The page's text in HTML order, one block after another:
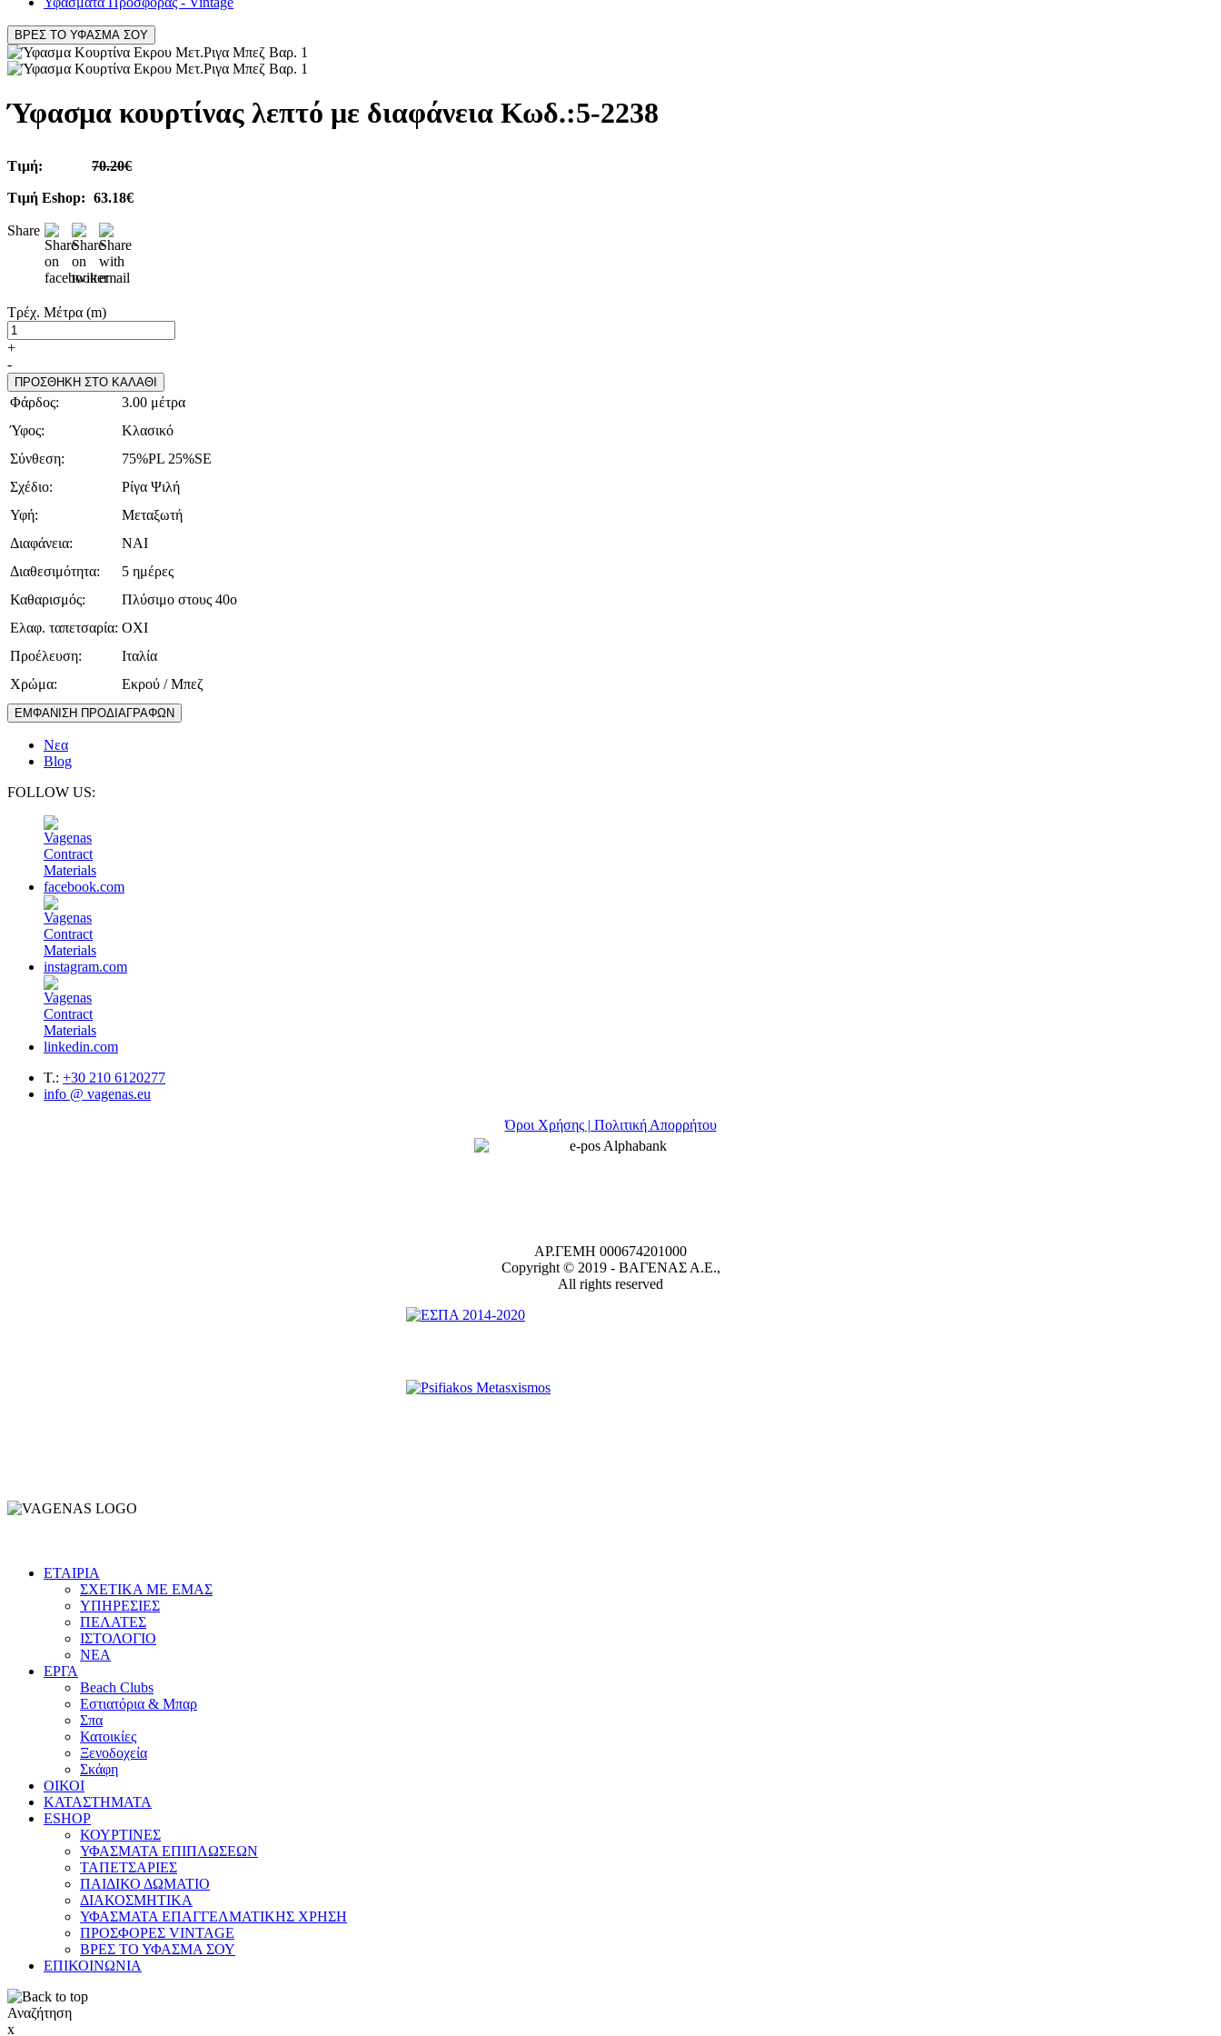
ΒΡΕΣ ΤΟ ΥΦΑΣΜΑ ΣΟΥ
Ύφασμα κουρτίνας λεπτό με διαφάνεια Κωδ.:5-2238
Τιμή: 70.20€
Τιμή Eshop: 63.18€
Share
Τρέχ. Μέτρα (m)
+
-
ΠΡΟΣΘΗΚΗ ΣΤΟ ΚΑΛΑΘΙ
Φάρδος:
3.00 μέτρα
Ύφος:
Κλασικό
Σύνθεση:
75%PL 25%SE
Σχέδιο:
Ρίγα Ψιλή
Υφή:
Μεταξωτή
Διαφάνεια:
ΝΑΙ
Διαθεσιμότητα:
5 ημέρες
Καθαρισμός:
Πλύσιμο στους 40ο
Ελαφ. ταπετσαρία: ΟΧΙ
Προέλευση:
Ιταλία
Χρώμα:
Εκρού / Μπεζ
ΕΜΦΑΝΙΣΗ ΠΡΟΔΙΑΓΡΑΦΩΝ
Νεα
Blog
FOLLOW US:
T.: +30 210 6120277
info @ vagenas.eu
Όροι Χρήσης | Πολιτική Απορρήτου
ΑΡ.ΓΕΜΗ 000674201000
Copyright © 2019 - ΒΑΓΕΝΑΣ Α.Ε.,
All rights reserved
ΕΤΑΙΡΙΑ
ΣΧΕΤΙΚΑ ΜΕ ΕΜΑΣ
ΥΠΗΡΕΣΙΕΣ
ΠΕΛΑΤΕΣ
ΙΣΤΟΛΟΓΙΟ
ΝΕΑ
ΕΡΓΑ
Beach Clubs
Εστιατόρια & Μπαρ
Σπα
Κατοικίες
Ξενοδοχεία
Σκάφη
ΟΙΚΟΙ
ΚΑΤΑΣΤΗΜΑΤΑ
ESHOP
ΚΟΥΡΤΙΝΕΣ
ΥΦΑΣΜΑΤΑ ΕΠΙΠΛΩΣΕΩΝ
ΤΑΠΕΤΣΑΡΙΕΣ
ΠΑΙΔΙΚΟ ΔΩΜΑΤΙΟ
ΔΙΑΚΟΣΜΗΤΙΚΑ
ΥΦΑΣΜΑΤΑ ΕΠΑΓΓΕΛΜΑΤΙΚΗΣ ΧΡΗΣΗ
ΠΡΟΣΦΟΡΕΣ VINTAGE
ΒΡΕΣ ΤΟ ΥΦΑΣΜΑ ΣΟΥ
ΕΠΙΚΟΙΝΩΝΙΑ
Αναζήτηση
x